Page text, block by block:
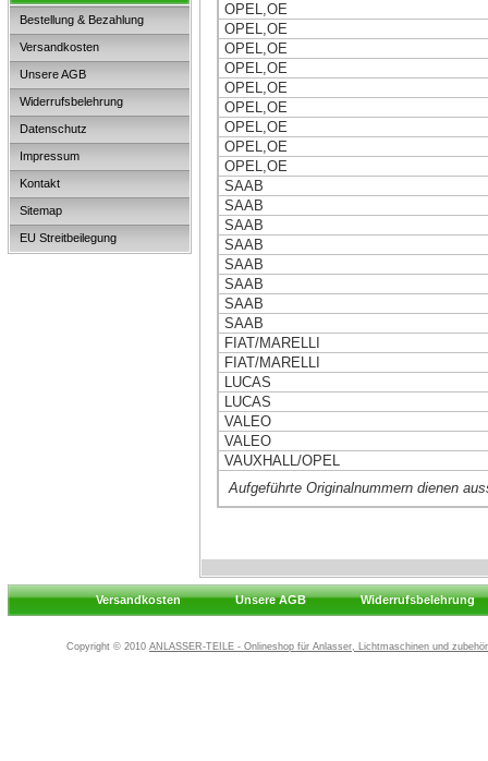
Bestellung & Bezahlung
Versandkosten
Unsere AGB
Widerrufsbelehrung
Datenschutz
Impressum
Kontakt
Sitemap
EU Streitbeilegung
Aufgeführte Originalnummern dienen
OPEL,OE
OPEL,OE
OPEL,OE
OPEL,OE
OPEL,OE
OPEL,OE
OPEL,OE
OPEL,OE
OPEL,OE
SAAB
SAAB
SAAB
SAAB
SAAB
SAAB
SAAB
SAAB
FIAT/MARELLI
FIAT/MARELLI
LUCAS
LUCAS
VALEO
VALEO
VAUXHALL/OPEL
Versandkosten Unsere AGB Widerrufsbelehrung
Copyright © 2010 ANLASSER-TEILE - Onlineshop für Anlasser, Lichtmaschinen und zubehör